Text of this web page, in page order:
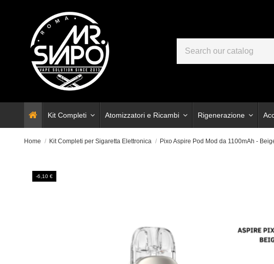
Kit Completi Atomizzatori e Ricambi Rigenerazione
Home Kit Completi per Sigaretta Elettronica Pixo Aspire Pod Mod da 1100mAh -
-6,10 €